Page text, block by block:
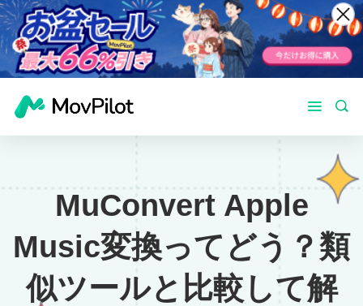
MuConvert Apple
Music変換ってどう？類
似ツールと比較して解